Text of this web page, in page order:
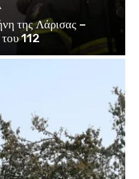
της Λάρισας –
112